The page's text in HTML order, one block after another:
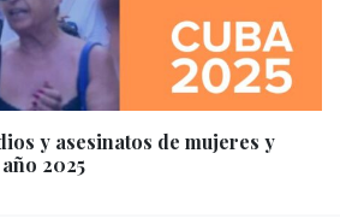
y asesinatos de mujeres y
2025